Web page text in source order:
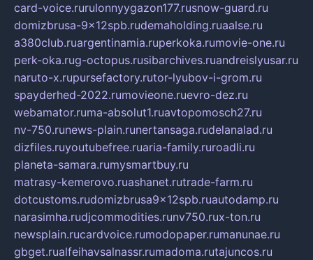
card-voice.rurulonnyygazon177.rusnow-guard.ru
domizbrusa-9x12spb.rudemaholding.ruaalse.ru
a380club.ruargentinamia.ruperkoka.rumovie-one.ru
perk-oka.rug-octopus.rusibarchives.ruandreislyusar.ru
naruto-x.rupursefactory.rutor-lyubov-i-grom.ru
spayderhed-2022.rumovieone.ruevro-dez.ru
webamator.ruma-absolut1.ruavtopomosch27.ru
nv-750.runews-plain.runertansaga.rudelanalad.ru
dizfiles.ruyoutubefree.ruaria-family.ruroadli.ru
planeta-samara.rumysmartbuy.ru
matrasy-kemerovo.ruashanet.rutrade-farm.ru
dotcustoms.rudomizbrusa9x12spb.ruautodamp.ru
narasimha.rudjcommodities.runv750.rux-ton.ru
newsplain.rucardvoice.rumodopaper.rumanunae.ru
gbget.rualfeihavsalnassr.rumadoma.rutajuncos.ru